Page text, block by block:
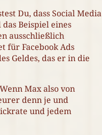
Du, dass Social Media
Beispiel eines
ausschließlich
für Facebook Ads
Geldes, das er in die
Max also von
denn je und
und jedem